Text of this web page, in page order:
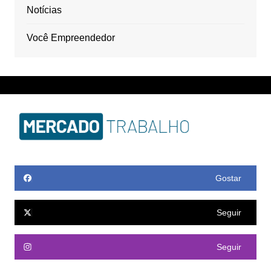
Notícias
Você Empreendedor
Gostar
Seguir
Seguir